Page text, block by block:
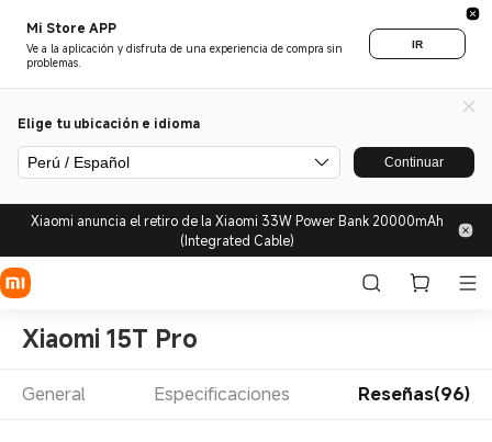
Mi Store APP
Ve a la aplicación y disfruta de una experiencia de compra sin
problemas.
IR
Elige tu ubicación e idioma
Perú / Español Continuar
Xiaomi anuncia el retiro de la Xiaomi 33W Power Bank 20000mAh
(Integrated Cable)
Xiaomi 15T Pro
General Especificaciones Reseñas(96)